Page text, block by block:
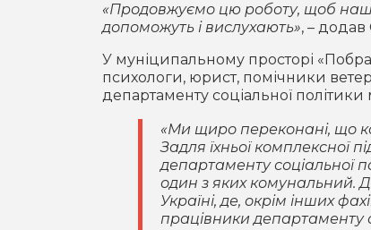
«Продовжуємо цю роботу, щоб наші
допоможуть і вислухають», – додав
У муніципальному просторі
психологи, юрист, помічники
департаменту соціальної
«Ми щиро переконані, що
Задля їхньої комплексної
департаменту соціальної
один з яких комунальний.
Україні, де, окрім інших
працівники департаменту